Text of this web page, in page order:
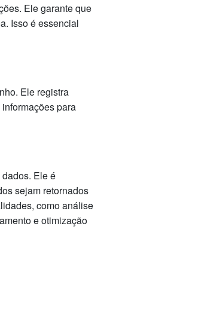
Ele garante que
Isso é essencial
Ele registra
para
Ele é
sejam retornados
como análise
e otimização